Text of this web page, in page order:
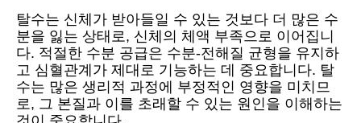
탈수는 신체가 받아들일 수 있는 것보다 더 많은 수
분을 잃는 상태로, 신체의 체액 부족으로 이어집니
다. 적절한 수분 공급은 수분-전해질 균형을 유지하
고 심혈관계가 제대로 기능하는 데 중요합니다. 탈
수는 많은 생리적 과정에 부정적인 영향을 미치므
로, 그 본질과 이를 초래할 수 있는 원인을 이해하는